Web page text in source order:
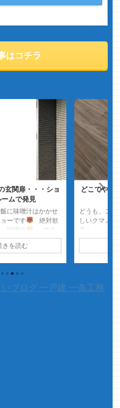
はコチラ
玄関扉・・・ショ
ムで発見
に味噌汁はかかせ
ーです
絶対欲
味噌汁
でき
らいアツアツ
て、本題です
ま三協アルミのシ
くを通ったので
きを読む
どこでやれ
どうも、この
しいクマノ
爪・・・・
ヒビが入り
ら、「それ